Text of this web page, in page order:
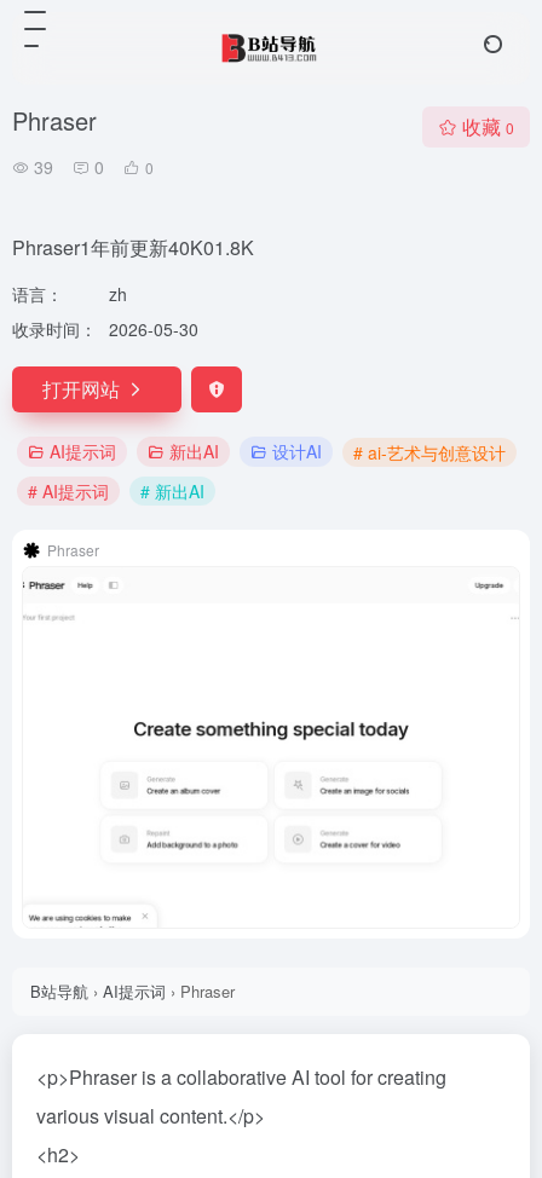
Phraser
39 0 0
收藏 0
Phraser1年前更新40K01.8K
语言：
zh
收录时间：
2026-05-30
打开网站
AI提示词 新出AI 设计AI
# ai-艺术与创意设计
# AI提示词
# 新出AI
Phraser
B站导航 › AI提示词 › Phraser
<p>Phraser is a collaborative AI tool for creating
various visual content.</p>
<h2>